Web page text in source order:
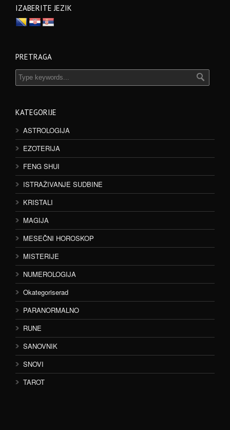
IZABERITE JEZIK
PRETRAGA
KATEGORIJE
ASTROLOGIJA
EZOTERIJA
FENG SHUI
ISTRAŽIVANJE SUDBINE
KRISTALI
MAGIJA
MESEČNI HOROSKOP
MISTERIJE
NUMEROLOGIJA
Okategoriserad
PARANORMALNO
RUNE
SANOVNIK
SNOVI
TAROT